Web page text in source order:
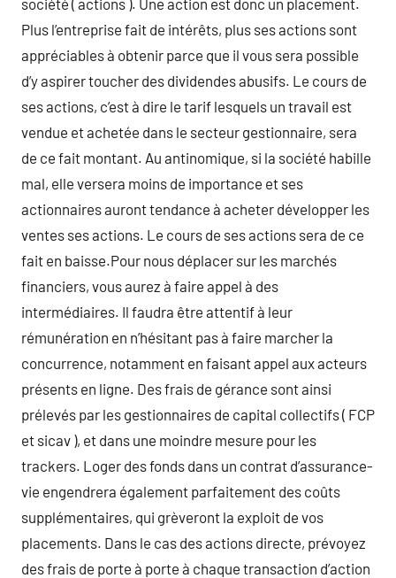
société ( actions ). Une action est donc un placement.
Plus l’entreprise fait de intérêts, plus ses actions sont
appréciables à obtenir parce que il vous sera possible
d’y aspirer toucher des dividendes abusifs. Le cours de
ses actions, c’est à dire le tarif lesquels un travail est
vendue et achetée dans le secteur gestionnaire, sera
de ce fait montant. Au antinomique, si la société habille
mal, elle versera moins de importance et ses
actionnaires auront tendance à acheter développer les
ventes ses actions. Le cours de ses actions sera de ce
fait en baisse.Pour nous déplacer sur les marchés
financiers, vous aurez à faire appel à des
intermédiaires. Il faudra être attentif à leur
rémunération en n’hésitant pas à faire marcher la
concurrence, notamment en faisant appel aux acteurs
présents en ligne. Des frais de gérance sont ainsi
prélevés par les gestionnaires de capital collectifs ( FCP
et sicav ), et dans une moindre mesure pour les
trackers. Loger des fonds dans un contrat d’assurance-
vie engendrera également parfaitement des coûts
supplémentaires, qui grèveront la exploit de vos
placements. Dans le cas des actions directe, prévoyez
des frais de porte à porte à chaque transaction d’action